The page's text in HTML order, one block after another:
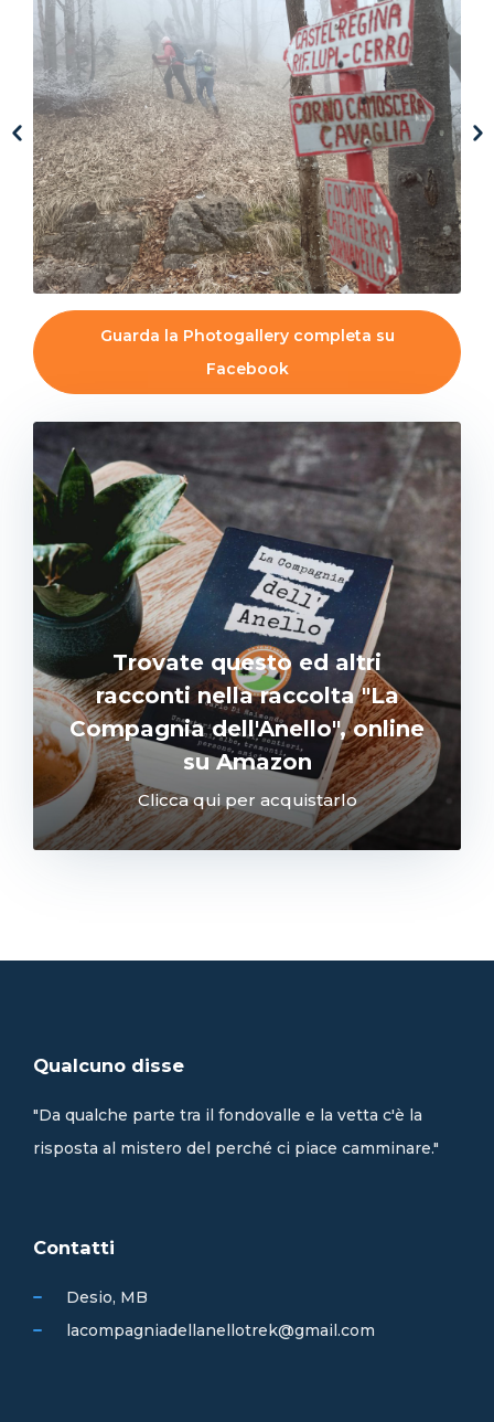
Guarda la Photogallery completa su
Facebook
Trovate questo ed altri
racconti nella raccolta "La
Compagnia dell'Anello", online
su Amazon
Clicca qui per acquistarlo
Qualcuno disse
"Da qualche parte tra il fondovalle e la vetta c'è la
risposta al mistero del perché ci piace camminare."
Contatti
Desio, MB
lacompagniadellanellotrek@gmail.com